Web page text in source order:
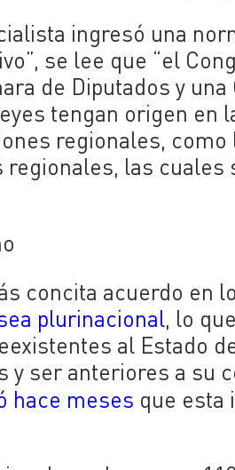
ingresó una
se lee que “el
de Diputados y
tengan origen en
regionales,
las cuales
concita acuerdo en
plurinacional, lo
al Estado
y ser anteriores a su
hace meses que esta